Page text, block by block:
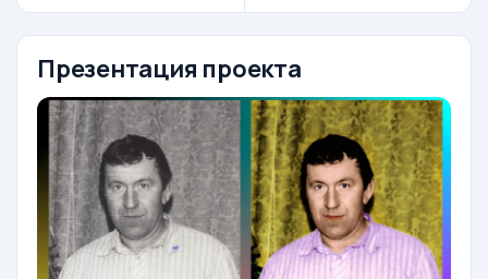
Презентация проекта